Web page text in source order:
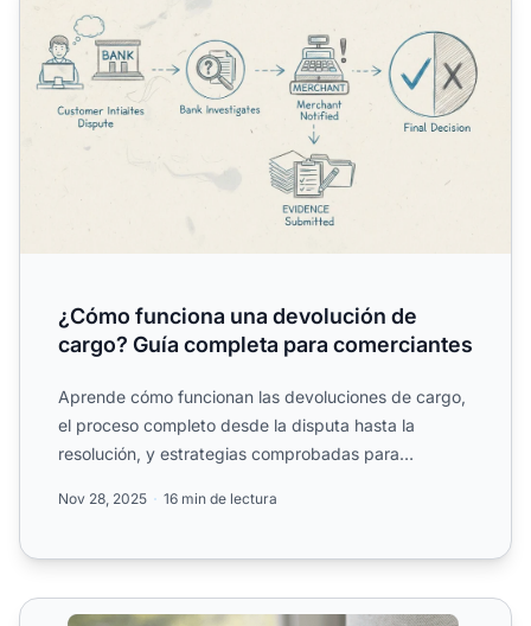
¿Cómo funciona una devolución de
cargo? Guía completa para comerciantes
Aprende cómo funcionan las devoluciones de cargo,
el proceso completo desde la disputa hasta la
resolución, y estrategias comprobadas para
Nov 28, 2025 16 min de lectura
Contracargos y Reembolsos